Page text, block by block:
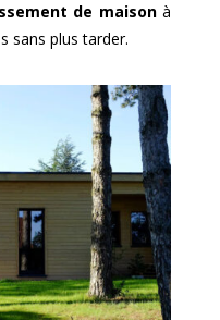
de maisonà
sans plus tarder.